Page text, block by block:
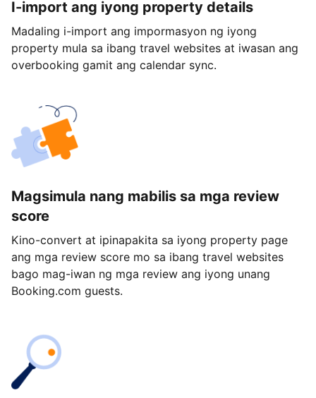
I-import ang iyong property details
Madaling i-import ang impormasyon ng iyong
property mula sa ibang travel websites at iwasan ang
overbooking gamit ang calendar sync.
Magsimula nang mabilis sa mga review
score
Kino-convert at ipinapakita sa iyong property page
ang mga review score mo sa ibang travel websites
bago mag-iwan ng mga review ang iyong unang
Booking.com guests.